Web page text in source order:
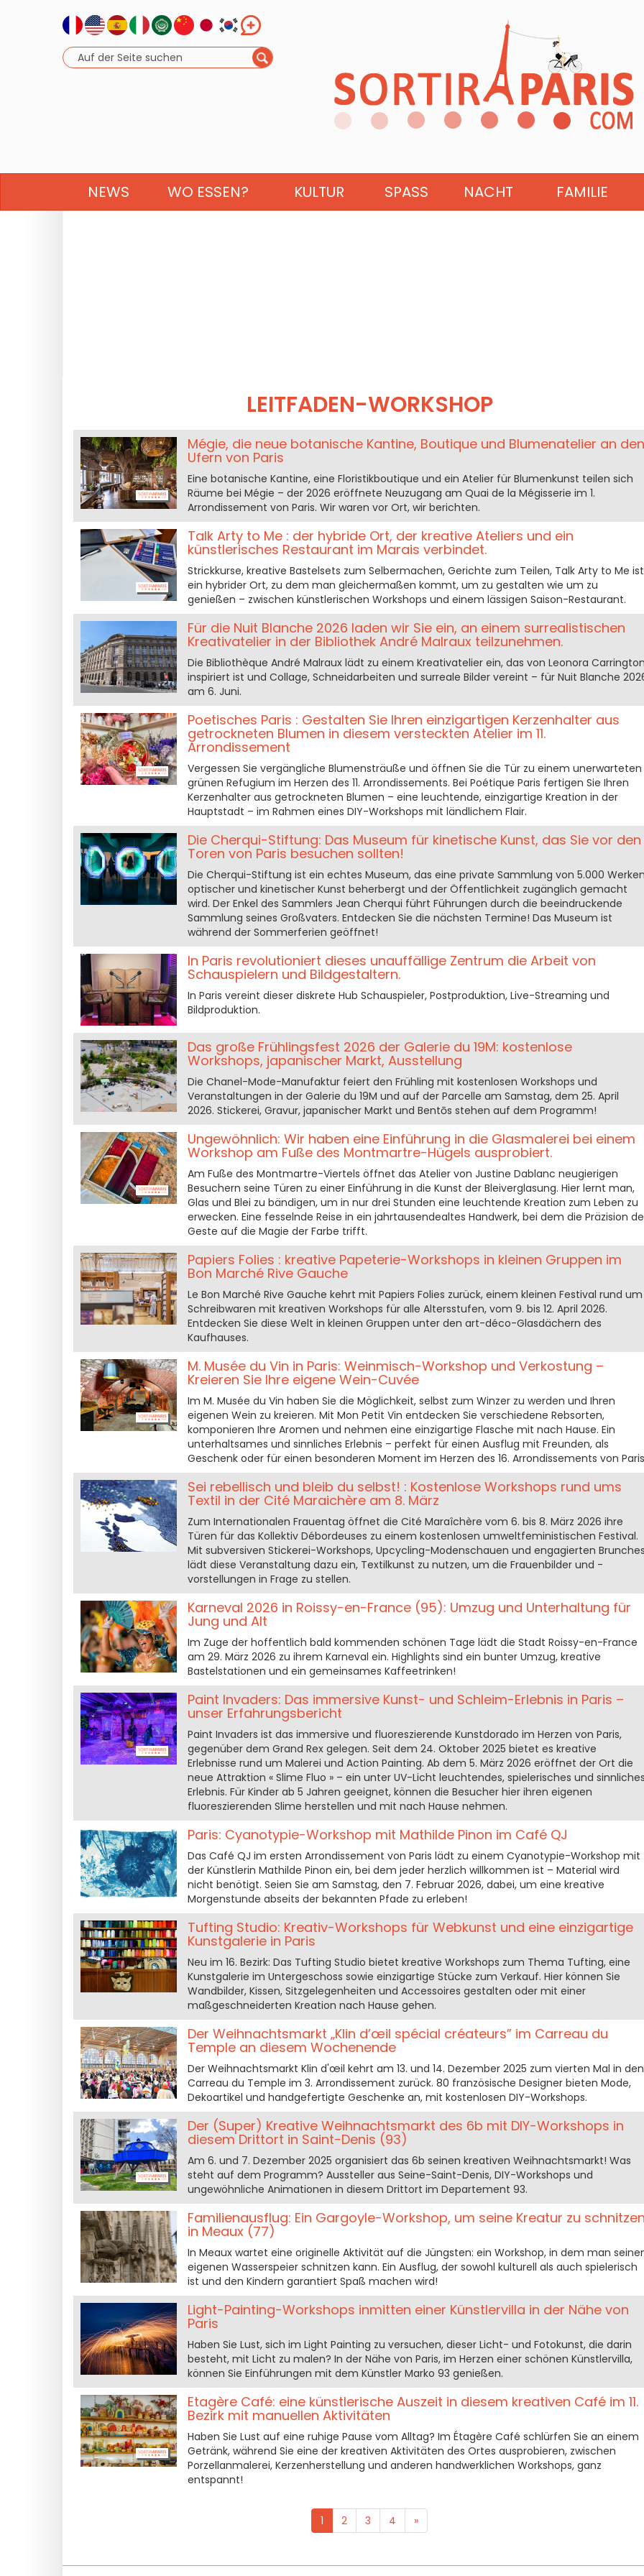
NEWS WO ESSEN? KULTUR SPASS NACHT FAMILIE
LEITFADEN-WORKSHOP
Mégie, die neue botanische Kantine, Boutique und Blumenatelier an den
Ufern von Paris
Eine botanische Kantine, eine Floristikboutique und ein Atelier für Blumenkunst teilen sich
Räume bei Mégie – der 2026 eröffnete Neuzugang am Quai de la Mégisserie im 1.
Arrondissement von Paris. Wir waren vor Ort, wir berichten.
Talk Arty to Me : der hybride Ort, der kreative Ateliers und ein
künstlerisches Restaurant im Marais verbindet.
Strickkurse, kreative Bastelsets zum Selbermachen, Gerichte zum Teilen, Talk Arty to Me ist
ein hybrider Ort, zu dem man gleichermaßen kommt, um zu gestalten wie um zu
genießen – zwischen künstlerischen Workshops und einem lässigen Saison-Restaurant.
Für die Nuit Blanche 2026 laden wir Sie ein, an einem surrealistischen
Kreativatelier in der Bibliothek André Malraux teilzunehmen.
Die Bibliothèque André Malraux lädt zu einem Kreativatelier ein, das von Leonora
inspiriert ist und Collage, Schneidarbeiten und surreale Bilder vereint – für Nuit Blanche
am 6. Juni.
Poetisches Paris : Gestalten Sie Ihren einzigartigen Kerzenhalter aus
getrockneten Blumen in diesem versteckten Atelier im 11.
Arrondissement
Vergessen Sie vergängliche Blumensträuße und öffnen Sie die Tür zu einem unerwarteten
grünen Refugium im Herzen des 11. Arrondissements. Bei Poétique Paris fertigen Sie Ihren
Kerzenhalter aus getrockneten Blumen – eine leuchtende, einzigartige Kreation in der
Hauptstadt – im Rahmen eines DIY-Workshops mit ländlichem Flair.
Die Cherqui-Stiftung: Das Museum für kinetische Kunst, das Sie vor den
Toren von Paris besuchen sollten!
Die Cherqui-Stiftung ist ein echtes Museum, das eine private Sammlung von 5.000
optischer und kinetischer Kunst beherbergt und der Öffentlichkeit zugänglich gemacht
wird. Der Enkel des Sammlers Jean Cherqui führt Führungen durch die beeindruckende
Sammlung seines Großvaters. Entdecken Sie die nächsten Termine! Das Museum ist
während der Sommerferien geöffnet!
In Paris revolutioniert dieses unauffällige Zentrum die Arbeit von
Schauspielern und Bildgestaltern.
In Paris vereint dieser diskrete Hub Schauspieler, Postproduktion, Live-Streaming und
Bildproduktion.
Das große Frühlingsfest 2026 der Galerie du 19M: kostenlose
Workshops, japanischer Markt, Ausstellung
Die Chanel-Mode-Manufaktur feiert den Frühling mit kostenlosen Workshops und
Veranstaltungen in der Galerie du 19M und auf der Parcelle am Samstag, dem 25. April
2026. Stickerei, Gravur, japanischer Markt und Bentōs stehen auf dem Programm!
Ungewöhnlich: Wir haben eine Einführung in die Glasmalerei bei einem
Workshop am Fuße des Montmartre-Hügels ausprobiert.
Am Fuße des Montmartre-Viertels öffnet das Atelier von Justine Dablanc neugierigen
Besuchern seine Türen zu einer Einführung in die Kunst der Bleiverglasung. Hier lernt man,
Glas und Blei zu bändigen, um in nur drei Stunden eine leuchtende Kreation zum Leben zu
erwecken. Eine fesselnde Reise in ein jahrtausendealtes Handwerk, bei dem die Präzision
Geste auf die Magie der Farbe trifft.
Papiers Folies : kreative Papeterie-Workshops in kleinen Gruppen im
Bon Marché Rive Gauche
Le Bon Marché Rive Gauche kehrt mit Papiers Folies zurück, einem kleinen Festival rund um
Schreibwaren mit kreativen Workshops für alle Altersstufen, vom 9. bis 12. April 2026.
Entdecken Sie diese Welt in kleinen Gruppen unter den art-déco-Glasdächern des
Kaufhauses.
M. Musée du Vin in Paris: Weinmisch-Workshop und Verkostung –
Kreieren Sie Ihre eigene Wein-Cuvée
Im M. Musée du Vin haben Sie die Möglichkeit, selbst zum Winzer zu werden und Ihren
eigenen Wein zu kreieren. Mit Mon Petit Vin entdecken Sie verschiedene Rebsorten,
komponieren Ihre Aromen und nehmen eine einzigartige Flasche mit nach Hause. Ein
unterhaltsames und sinnliches Erlebnis – perfekt für einen Ausflug mit Freunden, als
Geschenk oder für einen besonderen Moment im Herzen des 16. Arrondissements von
Sei rebellisch und bleib du selbst! : Kostenlose Workshops rund ums
Textil in der Cité Maraichère am 8. März
Zum Internationalen Frauentag öffnet die Cité Maraîchère vom 6. bis 8. März 2026 ihre
Türen für das Kollektiv Débordeuses zu einem kostenlosen umweltfeministischen Festival.
Mit subversiven Stickerei-Workshops, Upcycling-Modenschauen und engagierten
lädt diese Veranstaltung dazu ein, Textilkunst zu nutzen, um die Frauenbilder und -
vorstellungen in Frage zu stellen.
Karneval 2026 in Roissy-en-France (95): Umzug und Unterhaltung für
Jung und Alt
Im Zuge der hoffentlich bald kommenden schönen Tage lädt die Stadt Roissy-en-France
am 29. März 2026 zu ihrem Karneval ein. Highlights sind ein bunter Umzug, kreative
Bastelstationen und ein gemeinsames Kaffeetrinken!
Paint Invaders: Das immersive Kunst- und Schleim-Erlebnis in Paris –
unser Erfahrungsbericht
Paint Invaders ist das immersive und fluoreszierende Kunstdorado im Herzen von Paris,
gegenüber dem Grand Rex gelegen. Seit dem 24. Oktober 2025 bietet es kreative
Erlebnisse rund um Malerei und Action Painting. Ab dem 5. März 2026 eröffnet der Ort die
neue Attraktion « Slime Fluo » – ein unter UV-Licht leuchtendes, spielerisches und
Erlebnis. Für Kinder ab 5 Jahren geeignet, können die Besucher hier ihren eigenen
fluoreszierenden Slime herstellen und mit nach Hause nehmen.
Paris: Cyanotypie-Workshop mit Mathilde Pinon im Café QJ
Das Café QJ im ersten Arrondissement von Paris lädt zu einem Cyanotypie-Workshop mit
der Künstlerin Mathilde Pinon ein, bei dem jeder herzlich willkommen ist – Material wird
nicht benötigt. Seien Sie am Samstag, den 7. Februar 2026, dabei, um eine kreative
Morgenstunde abseits der bekannten Pfade zu erleben!
Tufting Studio: Kreativ-Workshops für Webkunst und eine einzigartige
Kunstgalerie in Paris
Neu im 16. Bezirk: Das Tufting Studio bietet kreative Workshops zum Thema Tufting, eine
Kunstgalerie im Untergeschoss sowie einzigartige Stücke zum Verkauf. Hier können Sie
Wandbilder, Kissen, Sitzgelegenheiten und Accessoires gestalten oder mit einer
maßgeschneiderten Kreation nach Hause gehen.
Der Weihnachtsmarkt „Klin d’œil spécial créateurs” im Carreau du
Temple an diesem Wochenende
Der Weihnachtsmarkt Klin d'œil kehrt am 13. und 14. Dezember 2025 zum vierten Mal in den
Carreau du Temple im 3. Arrondissement zurück. 80 französische Designer bieten Mode,
Dekoartikel und handgefertigte Geschenke an, mit kostenlosen DIY-Workshops.
Der (Super) Kreative Weihnachtsmarkt des 6b mit DIY-Workshops in
diesem Drittort in Saint-Denis (93)
Am 6. und 7. Dezember 2025 organisiert das 6b seinen kreativen Weihnachtsmarkt! Was
steht auf dem Programm? Aussteller aus Seine-Saint-Denis, DIY-Workshops und
ungewöhnliche Animationen in diesem Drittort im Departement 93.
Familienausflug: Ein Gargoyle-Workshop, um seine Kreatur zu
in Meaux (77)
In Meaux wartet eine originelle Aktivität auf die Jüngsten: ein Workshop, in dem man
eigenen Wasserspeier schnitzen kann. Ein Ausflug, der sowohl kulturell als auch spielerisch
ist und den Kindern garantiert Spaß machen wird!
Light-Painting-Workshops inmitten einer Künstlervilla in der Nähe von
Paris
Haben Sie Lust, sich im Light Painting zu versuchen, dieser Licht- und Fotokunst, die darin
besteht, mit Licht zu malen? In der Nähe von Paris, im Herzen einer schönen Künstlervilla,
können Sie Einführungen mit dem Künstler Marko 93 genießen.
Etagère Café: eine künstlerische Auszeit in diesem kreativen Café im 11.
Bezirk mit manuellen Aktivitäten
Haben Sie Lust auf eine ruhige Pause vom Alltag? Im Étagère Café schlürfen Sie an einem
Getränk, während Sie eine der kreativen Aktivitäten des Ortes ausprobieren, zwischen
Porzellanmalerei, Kerzenherstellung und anderen handwerklichen Workshops, ganz
entspannt!
1 2 3 4 »